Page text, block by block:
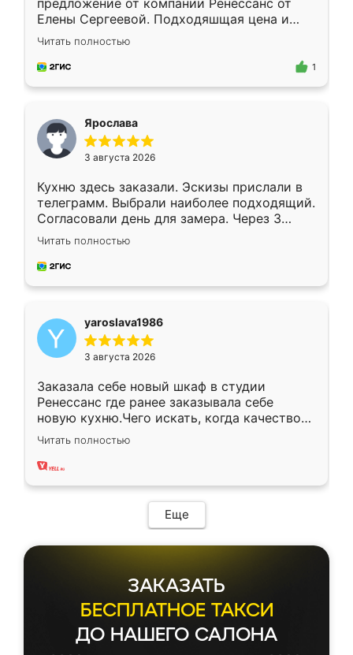
предложение от компании Ренессанс от
Елены Сергеевой. Подходяшщая цена и
короткие сроки изготовления. Приехавший
для замера сотрудник Владислав
предложил по моему эскизу самый
Читать полностью
1
Ярослава
3 августа 2026
Кухню здесь заказали. Эскизы прислали в
телеграмм. Выбрали наиболее подходящий.
Согласовали день для замера. Через 3
недели кухня была уже готова. Остались
довольны работой. Спасибо Ренессанс
мебель за качественную работу!
Читать полностью
yaroslava1986
3 августа 2026
Заказала себе новый шкаф в студии
Ренессанс где ранее заказывала себе
новую кухню.Чего искать, когда качеством
вполне довольна. Служит кухня уже почти
два года, нареканий нет.
Читать полностью
Еще
ЗАКАЗАТЬ
БЕСПЛАТНОЕ ТАКСИ
ДО НАШЕГО САЛОНА